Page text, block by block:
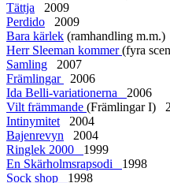
Tättja 2009
Perdido 2009
Bara kärlek (ramhandling
Herr Sleeman kommer(fyra
Samling 2007
Främlingar
2006
Ida Belli-variationerna 2006
Vilt främmande (Främlingar I)
Intinymitet 2004
Bajenrevyn 2004
Ringlek 2000 1999
En Skärholmsrapsodi 1998
Sock shop 1998